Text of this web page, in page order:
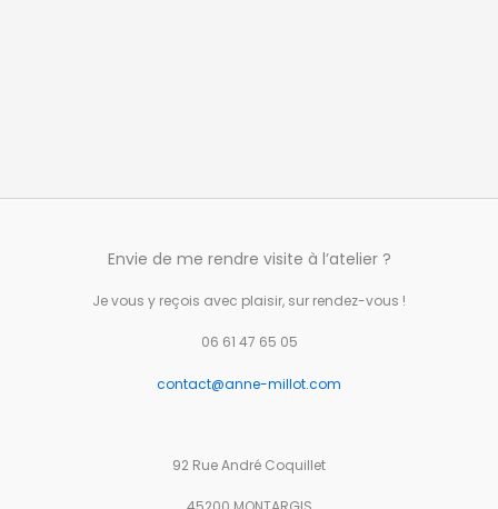
Envie de me rendre visite à l’atelier ?
Je vous y reçois avec plaisir, sur rendez-vous !
06 61 47 65 05
contact@anne-millot.com
92 Rue André Coquillet